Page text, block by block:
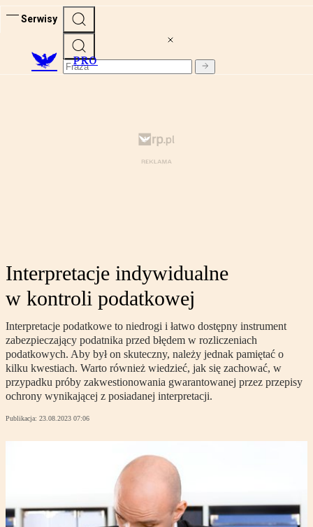
Serwisy
PRO
Interpretacje indywidualne
w kontroli podatkowej
Interpretacje podatkowe to niedrogi i łatwo dostępny instrument
zabezpieczający podatnika przed błędem w rozliczeniach
podatkowych. Aby był on skuteczny, należy jednak pamiętać o
kilku kwestiach. Warto również wiedzieć, jak się zachować, w
przypadku próby zakwestionowania gwarantowanej przez przepisy
ochrony wynikającej z posiadanej interpretacji.
Publikacja: 23.08.2023 07:06